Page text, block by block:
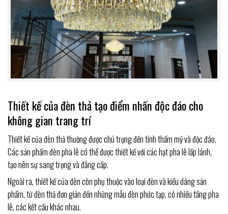
Thiết kế của đèn thả tạo điểm nhấn độc đáo cho
không gian trang trí
Thiết kế của đèn thả thường được chú trọng đến tính thẩm mỹ và độc đáo.
Các sản phẩm đèn pha lê có thể được thiết kế với các hạt pha lê lấp lánh,
tạo nên sự sang trọng và đẳng cấp.
Ngoài ra, thiết kế của đèn còn phụ thuộc vào loại đèn và kiểu dáng sản
phẩm, từ đèn thả đơn giản đến những mẫu đèn phức tạp, có nhiều tầng pha
lê, các kết cấu khác nhau.